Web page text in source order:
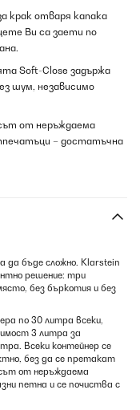
крак отваря капака
Ви са заети по
Soft-Close задържа
шум, независимо
от неръждаема
– достатъчна
да бъде сложно. Klarstein
решение: три
без бъркотия и без
по 30 литра всеки,
3 литра за
Всеки контейнер се
без да се претакат
от неръждаема
петна и се почиства с